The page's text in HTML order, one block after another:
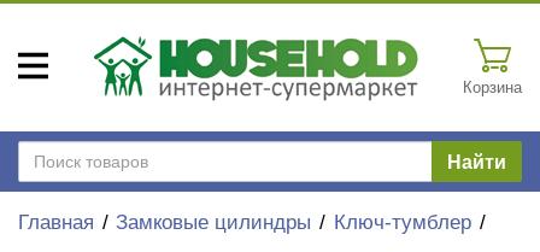
Корзина
Найти
Главная Замковые цилиндры Ключ-тумблер